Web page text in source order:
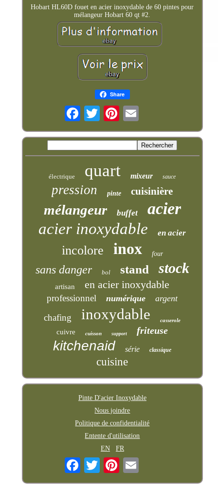
Hobart HL60D fouet en acier inoxydable de 60 pintes pour
mélangeur Hobart 60 qt #2.
Share
électrique quart mixeur sauce
pression pinte cuisinière
mélangeur buffet acier
acier inoxydable en acier
incolore inox four
sans danger bol stand stock
artisan en acier inoxydable
professionnel numérique argent
chafing inoxydable casserole
cuivre cuisson support friteuse
kitchenaid série classique
cuisine
Pinte D'acier Inoxydable
Nous joindre
Politique de confidentialité
Entente d'utilisation
EN
FR